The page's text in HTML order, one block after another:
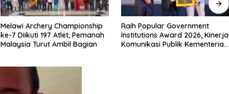
Melawi Archery Championship
ke-7 Diikuti 197 Atlet, Pemanah
Malaysia Turut Ambil Bagian
Raih Popular Government
Institutions Award 2026, Kinerja
Komunikasi Publik Kementerian